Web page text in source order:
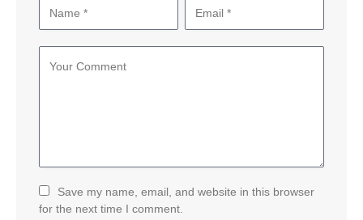
Save my name, email, and website in this browser
for the next time I comment.